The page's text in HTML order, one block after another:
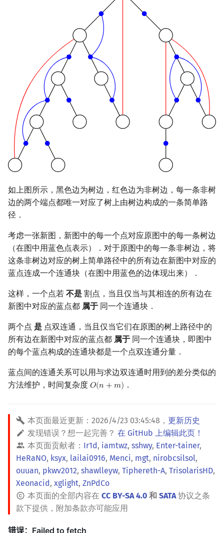
如上图所示，黑色边为树边，红色边为非树边，每一条非树
边的两个端点都唯一对应了树上由树边构成的一条简单路
径．
考虑一张新图，新图中的每一个点对应原图中的每一条树边
（在图中用蓝色点表示）．对于原图中的每一条非树边，将
这条非树边对应的树上简单路径中的所有边在新图中对应的
蓝点连成一个连通块（在图中用蓝色的边体现出来）．
这样，一个点若 不是 割点，当且仅当与其相连的所有边在
新图中对应的蓝点都 属于 同一个连通块．
两个点 是 点双连通，当且仅当它们在原图的树上路径中的
所有边在新图中对应的蓝点都 属于 同一个连通块，即图中
的每个蓝点构成的连通块都是一个点双连通分量．
蓝点间的连通关系可以用与求边双连通时用到的差分类似的
方法维护，时间复杂度 𝑂(𝑛 +𝑚)
O(n+ m ) ．
本页面最近更新： 2026/4/23 03:45:48 ， 更新历史
发现错误？想一起完善？ 在 GitHub 上编辑此页！
本页面贡献者： Ir1d, iamtwz, sshwy, Enter-tainer,
HeRaNO, ksyx, lailai0916, Menci, mgt, nirobcsilsol,
ouuan, pkwv2012, shawlleyw, Tiphereth-A, TrisolarisHD,
Xeonacid, xglight, ZnPdCo
本页面的全部内容在 CC BY-SA 4.0 和 SATA协议之条
款下提供，附加条款亦可能应用